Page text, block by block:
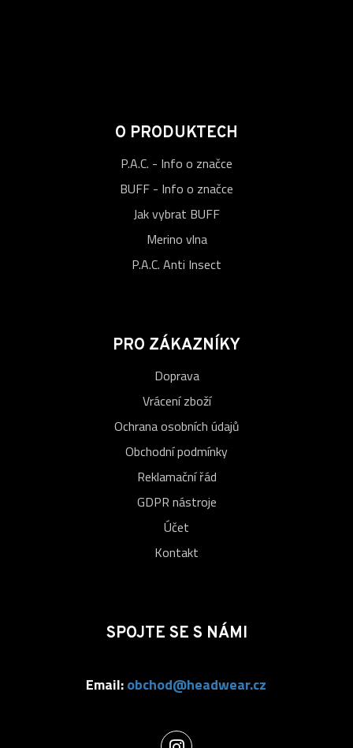
O PRODUKTECH
P.A.C. - Info o značce
BUFF - Info o značce
Jak vybrat BUFF
Merino vlna
P.A.C. Anti Insect
PRO ZÁKAZNÍKY
Doprava
Vrácení zboží
Ochrana osobních údajů
Obchodní podmínky
Reklamační řád
GDPR nástroje
Účet
Kontakt
SPOJTE SE S NÁMI
Email:obchod@headwear.cz